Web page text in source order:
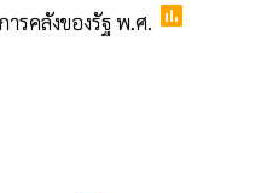
รคลังของรัฐ พ.ศ. poll